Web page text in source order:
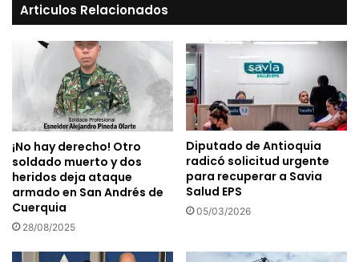
Articulos Relacionados
¡No hay derecho! Otro
soldado muerto y dos
heridos deja ataque
armado en San Andrés de
Cuerquia
28/08/2025
Diputado de Antioquia
radicó solicitud urgente
para recuperar a Savia
Salud EPS
05/03/2026